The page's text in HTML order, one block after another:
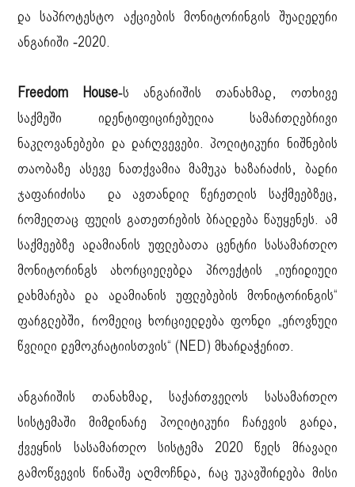
და საპროტესტო აქციების მონიტორინგის შუალედური
ანგარიში -2020.
Freedom House-ს ანგარიშის თანახმად, ოთხივე
საქმეში იდენტიფიცირებულია სამართლებრივი
ნაკლოვანებები და დარღვევები. პოლიტიკური ნიშნების
თაობაზე ასევე ნათქვამია მამუკა ხაზარაძის, ბადრი
ჯაფარიძისა და ავთანდილ წერეთლის საქმეებზეც,
რომელთაც ფულის გათეთრების ბრალდება წაუყენეს. ამ
საქმეებზე ადამიანის უფლებათა ცენტრი სასამართლო
მონიტორინგს ახორციელებდა პროექტის „იურიდიული
დახმარება და ადამიანის უფლებების მონიტორინგის“
ფარგლებში, რომელიც ხორციელდება ფონდი „ეროვნული
წვლილი დემოკრატიისთვის“ (NED) მხარდაჭერით.
ანგარიშის თანახმად, საქართველოს სასამართლო
სისტემაში მიმდინარე პოლიტიკური ჩარევის გარდა,
ქვეყნის სასამართლო სისტემა 2020 წელს მრავალი
გამოწვევის წინაშე აღმოჩნდა, რაც უკავშირდება მისი